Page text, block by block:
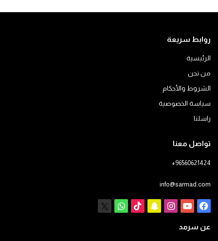
روابط سريعة
الرئيسية
من نحن
الشروط والأحكام
سياسة الخصوصية
راسلنا
تواصل معنا
+96560621424
info@sarmad.com
فيسبوكيوتيوبانستقرام
سناب ‫TikTokواتساب
عن سرمد